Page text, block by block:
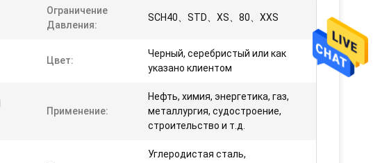
Ограничение
Давления:
SCH40、STD、XS、80、XXS
Цвет:
Черный, серебристый или как
указано клиентом
Применение:
Нефть, химия, энергетика, газ,
металлургия, судостроение,
строительство и т.д.
Углеродистая сталь,